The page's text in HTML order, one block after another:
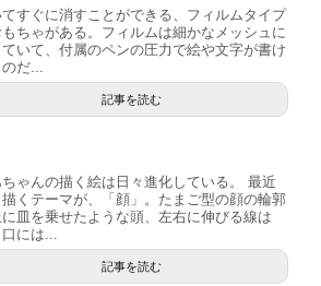
すぐに消すことができる、フィルムタイプ
ちゃがある。フィルムは細かなメッシュに
ていて、付属のペンの圧力で絵や文字が書け
だ...
記事を読む
ちゃんの描く絵は日々進化している。 最近
描くテーマが、「顔」。たまご型の顔の輪郭
皿を乗せたような頭、左右に伸びる線は
には...
記事を読む